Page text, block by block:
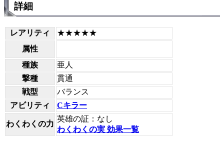
詳細
レアリティ
★★★★★
属性
種族
亜人
撃種
貫通
戦型
バランス
アビリティ
Cキラー
わくわくの力
英雄の証：なし
わくわくの実 効果一覧